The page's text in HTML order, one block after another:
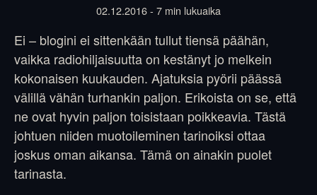
02.12.2016 - 7 min lukuaika
Ei – blogini ei sittenkään tullut tiensä päähän,
vaikka radiohiljaisuutta on kestänyt jo melkein
kokonaisen kuukauden. Ajatuksia pyörii päässä
välillä vähän turhankin paljon. Erikoista on se, että
ne ovat hyvin paljon toisistaan poikkeavia. Tästä
johtuen niiden muotoileminen tarinoiksi ottaa
joskus oman aikansa. Tämä on ainakin puolet
tarinasta.